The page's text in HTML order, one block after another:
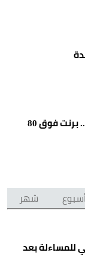
مع ترقب محادثات إيران وعُمان.. برنت فوق 80
شهر
للمساءلة بعد